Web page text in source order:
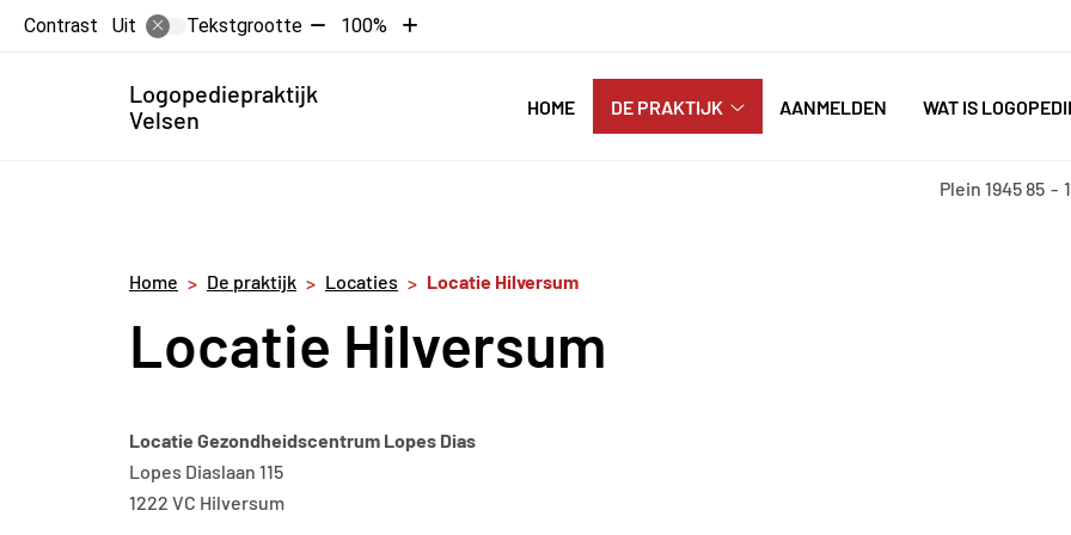
Contrast Uit Tekstgrootte Tekst
10%
100%
Tekst
Logopediepraktijk
Velsen
Hoofdmenu
HOME
DE PRAKTIJK
AANMELDEN
WAT IS
Plein 194585
Home De praktijk Locaties Locatie Hilversum
Locatie Hilversum
Locatie Gezondheidscentrum Lopes Dias
Lopes Diaslaan 115
1222 VC Hilversum